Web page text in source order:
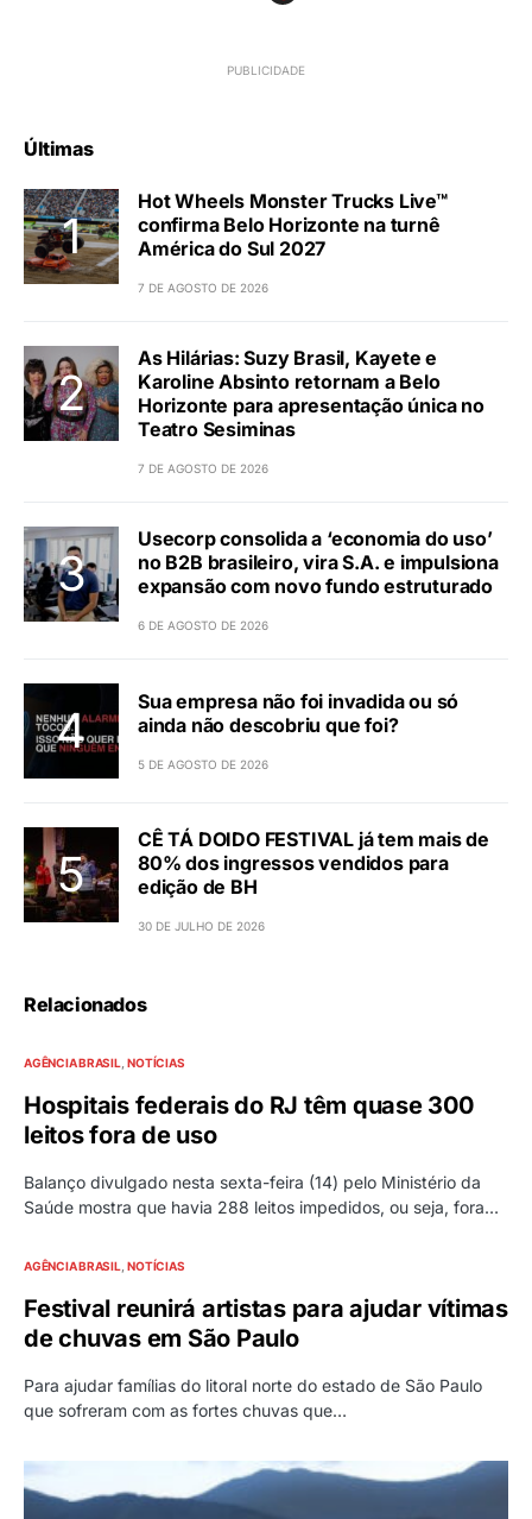
Últimas
Hot Wheels Monster Trucks Live™
confirma Belo Horizonte na turnê
América do Sul 2027
7 DE AGOSTO DE 2026
As Hilárias: Suzy Brasil, Kayete e
Karoline Absinto retornam a Belo
Horizonte para apresentação única no
Teatro Sesiminas
7 DE AGOSTO DE 2026
Usecorp consolida a ‘economia do uso’
no B2B brasileiro, vira S.A. e impulsiona
expansão com novo fundo estruturado
6 DE AGOSTO DE 2026
Sua empresa não foi invadida ou só
ainda não descobriu que foi?
5 DE AGOSTO DE 2026
CÊ TÁ DOIDO FESTIVAL já tem mais de
80% dos ingressos vendidos para
edição de BH
30 DE JULHO DE 2026
Relacionados
AGÊNCIA BRASIL NOTÍCIAS
Hospitais federais do RJ têm quase 300
leitos fora de uso
Balanço divulgado nesta sexta-feira (14) pelo Ministério da
Saúde mostra que havia 288 leitos impedidos, ou seja, fora…
AGÊNCIA BRASIL NOTÍCIAS
Festival reunirá artistas para ajudar vítimas
de chuvas em São Paulo
Para ajudar famílias do litoral norte do estado de São Paulo
que sofreram com as fortes chuvas que…